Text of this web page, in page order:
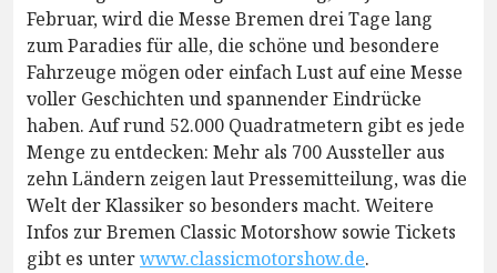
Februar, wird die Messe Bremen drei Tage lang
zum Paradies für alle, die schöne und besondere
Fahrzeuge mögen oder einfach Lust auf eine Messe
voller Geschichten und spannender Eindrücke
haben. Auf rund 52.000 Quadratmetern gibt es jede
Menge zu entdecken: Mehr als 700 Aussteller aus
zehn Ländern zeigen laut Pressemitteilung, was die
Welt der Klassiker so besonders macht. Weitere
Infos zur Bremen Classic Motorshow sowie Tickets
gibt es unterwww.classicmotorshow.de.